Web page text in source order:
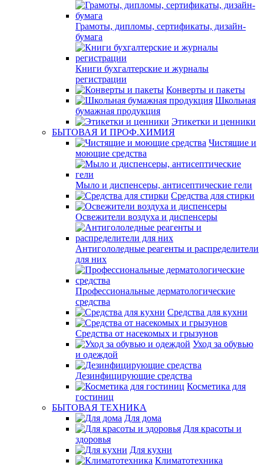
Грамоты, дипломы, сертификаты, дизайн-
бумага
Книги бухгалтерские и журналы
регистрации
Конверты и пакеты
Школьная
бумажная продукция
Этикетки и ценники
БЫТОВАЯ И ПРОФ.ХИМИЯ
Чистящие и
моющие средства
Мыло и диспенсеры, антисептические гели
Средства для стирки
Освежители воздуха и диспенсеры
Антигололедные реагенты и распределители
для них
Профессиональные дерматологические
средства
Средства для кухни
Средства от насекомых и грызунов
Уход за обувью
и одеждой
Дезинфицирующие средства
Косметика для
гостиниц
БЫТОВАЯ ТЕХНИКА
Для дома
Для красоты и
здоровья
Для кухни
Климатотехника